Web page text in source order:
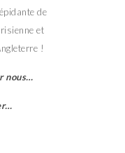
de
et
!
nous…